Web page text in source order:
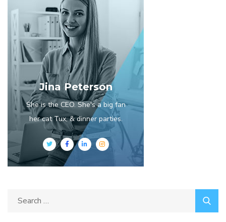
Jina Peterson
She is the CEO. She's a big fan
her cat Tux, & dinner parties.
Search